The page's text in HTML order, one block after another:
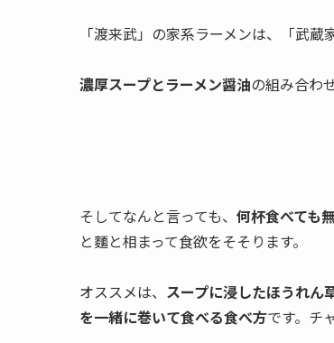
「渡来武」の家系ラーメンは、「武蔵
濃厚スープとラーメン醤油の組み合わ
そしてなんと言っても、 何杯食べても
と麵と相まって食欲をそそります。
オススメは、 スープに浸したほうれん
を一緒に巻いて食べる食べ方です。チ